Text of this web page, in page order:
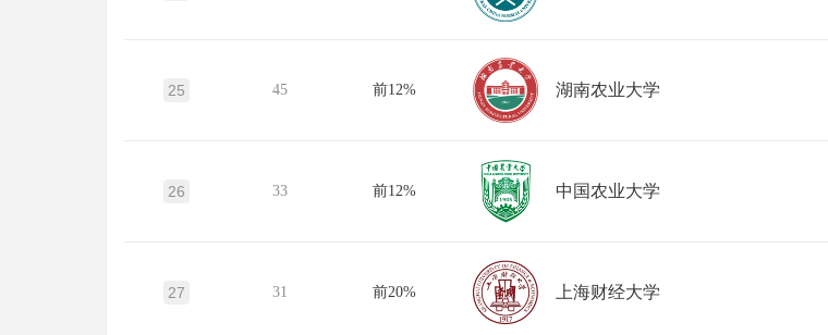
25 45 前12% 湖南农业大学
26 33 前12% 中国农业大学
27 31 前20% 上海财经大学